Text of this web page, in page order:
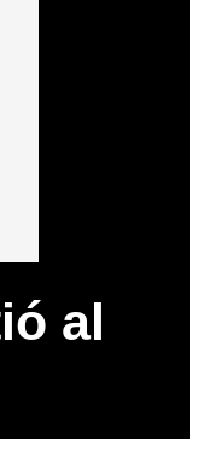
al